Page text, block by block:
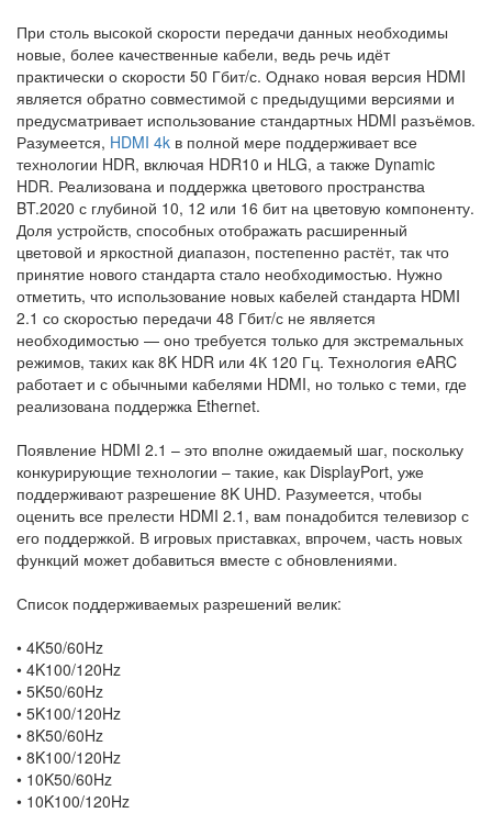
При столь высокой скорости передачи данных необходимы
новые, более качественные кабели, ведь речь идёт
практически о скорости 50 Гбит/с. Однако новая версия HDMI
является обратно совместимой с предыдущими версиями и
предусматривает использование стандартных HDMI разъёмов.
Разумеется, HDMI 4k в полной мере поддерживает все
технологии HDR, включая HDR10 и HLG, а также Dynamic
HDR. Реализована и поддержка цветового пространства
BT.2020 с глубиной 10, 12 или 16 бит на цветовую компоненту.
Доля устройств, способных отображать расширенный
цветовой и яркостной диапазон, постепенно растёт, так что
принятие нового стандарта стало необходимостью. Нужно
отметить, что использование новых кабелей стандарта HDMI
2.1 со скоростью передачи 48 Гбит/с не является
необходимостью — оно требуется только для экстремальных
режимов, таких как 8K HDR или 4К 120 Гц. Технология eARC
работает и с обычными кабелями HDMI, но только с теми, где
реализована поддержка Ethernet.
Появление HDMI 2.1 – это вполне ожидаемый шаг, поскольку
конкурирующие технологии – такие, как DisplayPort, уже
поддерживают разрешение 8K UHD. Разумеется, чтобы
оценить все прелести HDMI 2.1, вам понадобится телевизор с
его поддержкой. В игровых приставках, впрочем, часть новых
функций может добавиться вместе с обновлениями.
Список поддерживаемых разрешений велик:
• 4K50/60Hz
• 4K100/120Hz
• 5K50/60Hz
• 5K100/120Hz
• 8K50/60Hz
• 8K100/120Hz
• 10K50/60Hz
• 10K100/120Hz